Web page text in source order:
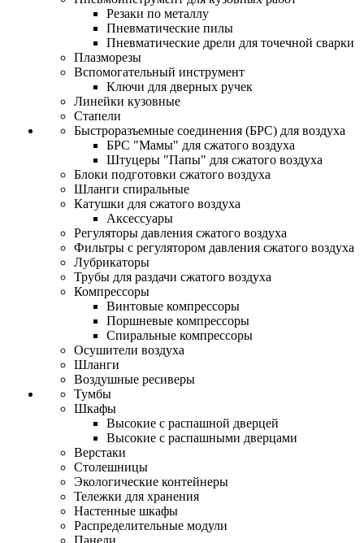
Резаки по металлу
Пневматические пилы
Пневматические дрели для точечной сварки
Плазморезы
Вспомогательный инструмент
Ключи для дверных ручек
Линейки кузовные
Стапели
Быстроразъемные соединения (БРС) для воздуха
БРС "Мамы" для сжатого воздуха
Штуцеры "Папы" для сжатого воздуха
Блоки подготовки сжатого воздуха
Шланги спиральные
Катушки для сжатого воздуха
Аксессуары
Регуляторы давления сжатого воздуха
Фильтры с регулятором давления сжатого воздуха
Лубрикаторы
Трубы для раздачи сжатого воздуха
Компрессоры
Винтовые компрессоры
Поршневые компрессоры
Спиральные компрессоры
Осушители воздуха
Шланги
Воздушные ресиверы
Тумбы
Шкафы
Высокие с распашной дверцей
Высокие с распашными дверцами
Верстаки
Столешницы
Экологические контейнеры
Тележки для хранения
Настенные шкафы
Распределительные модули